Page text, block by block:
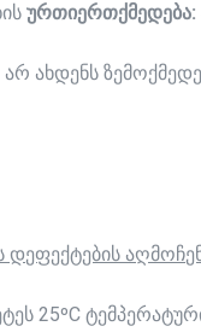
ურთიერთქმედება:
არ ახდენს
25ºC